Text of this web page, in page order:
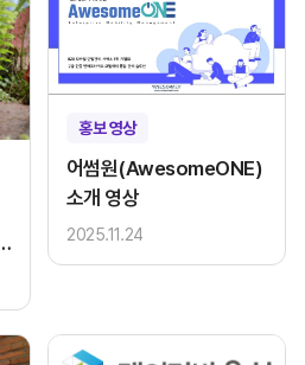
홍보 영상
어썸원(AwesomeONE)
소개 영상
2025.11.24